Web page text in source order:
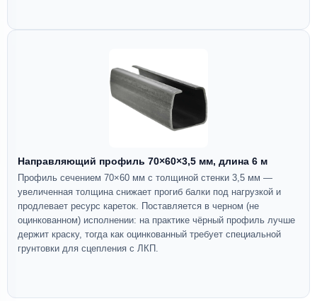
Направляющий профиль 70×60×3,5 мм, длина 6 м
Профиль сечением 70×60 мм с толщиной стенки 3,5 мм —
увеличенная толщина снижает прогиб балки под нагрузкой и
продлевает ресурс кареток. Поставляется в черном (не
оцинкованном) исполнении: на практике чёрный профиль лучше
держит краску, тогда как оцинкованный требует специальной
грунтовки для сцепления с ЛКП.